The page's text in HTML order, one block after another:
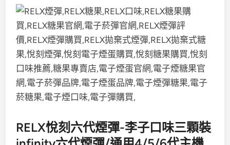
RELX悅刻六代煙彈-李子口味三顆裝